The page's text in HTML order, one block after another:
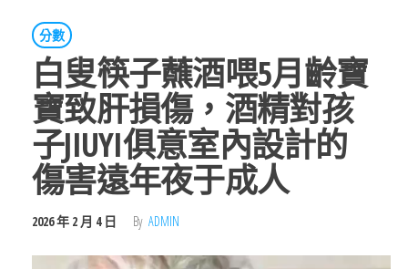
分數
白叟筷子蘸酒喂5月齡寶
寶致肝損傷，酒精對孩
子JIUYI俱意室內設計的
傷害遠年夜于成人
2026 年 2 月 4 日 By ADMIN